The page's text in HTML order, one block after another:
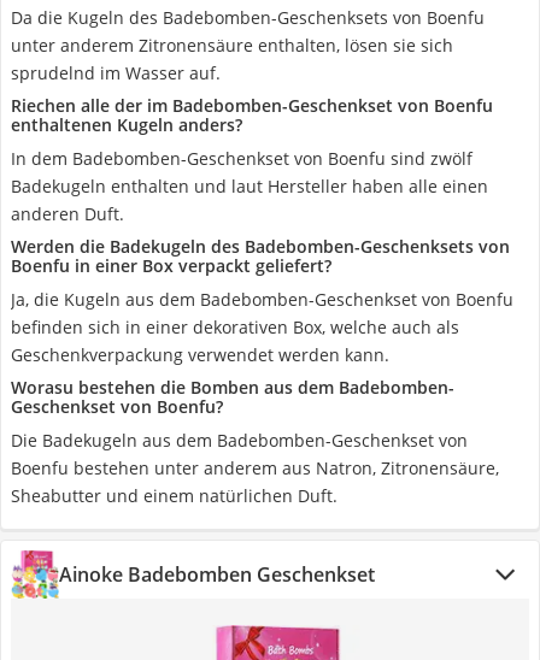
Da die Kugeln des Badebomben-Geschenksets von Boenfu
unter anderem Zitronensäure enthalten, lösen sie sich
sprudelnd im Wasser auf.
Riechen alle der im Badebomben-Geschenkset von Boenfu
enthaltenen Kugeln anders?
In dem Badebomben-Geschenkset von Boenfu sind zwölf
Badekugeln enthalten und laut Hersteller haben alle einen
anderen Duft.
Werden die Badekugeln des Badebomben-Geschenksets von
Boenfu in einer Box verpackt geliefert?
Ja, die Kugeln aus dem Badebomben-Geschenkset von Boenfu
befinden sich in einer dekorativen Box, welche auch als
Geschenkverpackung verwendet werden kann.
Worasu bestehen die Bomben aus dem Badebomben-
Geschenkset von Boenfu?
Die Badekugeln aus dem Badebomben-Geschenkset von
Boenfu bestehen unter anderem aus Natron, Zitronensäure,
Sheabutter und einem natürlichen Duft.
Ainoke Badebomben Geschenkset